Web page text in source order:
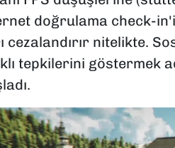
doğrulama check-
cezalandırır nitelikte.
tepkilerini göstermek